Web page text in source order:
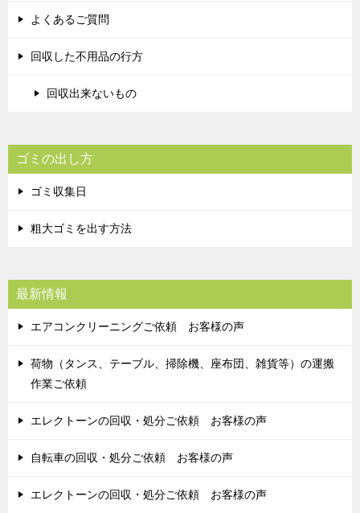
よくあるご質問
回収した不用品の行方
回収出来ないもの
ゴミの出し方
ゴミ収集日
粗大ゴミを出す方法
最新情報
エアコンクリーニングご依頼 お客様の声
荷物（タンス、テーブル、掃除機、座布団、雑貨等）の運搬
作業ご依頼
エレクトーンの回収・処分ご依頼 お客様の声
自転車の回収・処分ご依頼 お客様の声
エレクトーンの回収・処分ご依頼 お客様の声